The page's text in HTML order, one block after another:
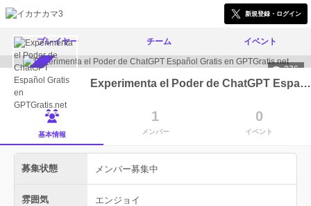
新規登録・ログイン
プレイヤー チーム イベント
メンバー募集中 376
Experimenta el Poder de ChatGPT Español Gratis en GPTGratis.net
基本情報
1
メンバー
0
イベント
募集状態 メンバー募集中
雰囲気 エンジョイ